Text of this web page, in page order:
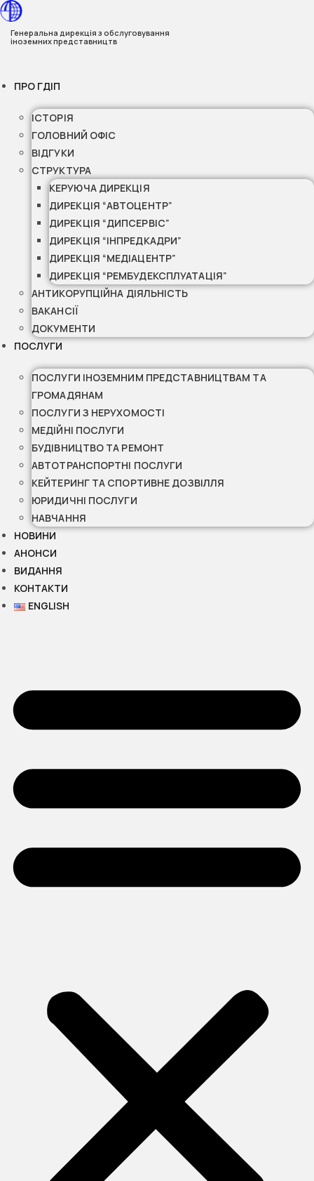
Перейти
до
вмісту
Генеральна дирекція з обслуговування
іноземних представництв
ПРО ГДІП
ІСТОРІЯ
ГОЛОВНИЙ ОФІС
ВІДГУКИ
СТРУКТУРА
КЕРУЮЧА ДИРЕКЦІЯ
ДИРЕКЦІЯ “АВТОЦЕНТР”
ДИРЕКЦІЯ “ДИПСЕРВІС”
ДИРЕКЦІЯ “ІНПРЕДКАДРИ”
ДИРЕКЦІЯ “МЕДІАЦЕНТР”
ДИРЕКЦІЯ “РЕМБУДЕКСПЛУАТАЦІЯ”
АНТИКОРУПЦІЙНА ДІЯЛЬНІСТЬ
ВАКАНСІЇ
ДОКУМЕНТИ
ПОСЛУГИ
ПОСЛУГИ ІНОЗЕМНИМ ПРЕДСТАВНИЦТВАМ ТА
ГРОМАДЯНАМ
ПОСЛУГИ З НЕРУХОМОСТІ
МЕДІЙНІ ПОСЛУГИ
БУДІВНИЦТВО ТА РЕМОНТ
АВТОТРАНСПОРТНІ ПОСЛУГИ
КЕЙТЕРИНГ ТА СПОРТИВНЕ ДОЗВІЛЛЯ
ЮРИДИЧНІ ПОСЛУГИ
НАВЧАННЯ
НОВИНИ
АНОНСИ
ВИДАННЯ
КОНТАКТИ
ENGLISH